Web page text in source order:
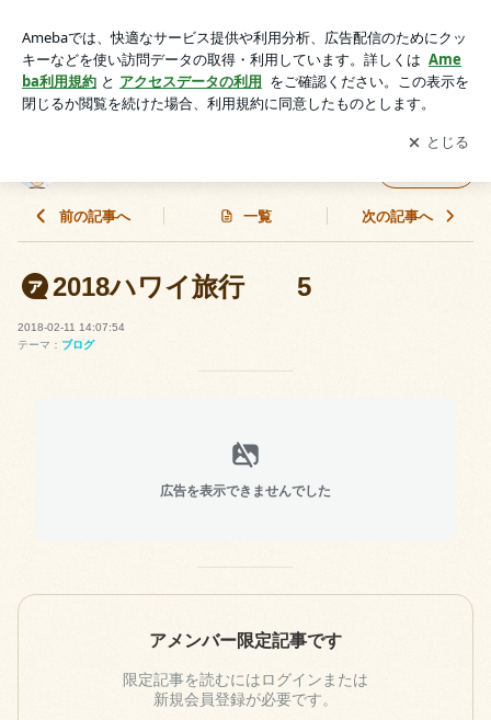
アプリをダウンロードして ブログの更新通知
を受け取りまし
ょう。
開く
前の記事へ 一覧 次の記事へ
2018ハワイ旅行 5
2018-02-11 14:07:54
テーマ： ブログ
広告を表示できませんでした
アメンバー限定記事です
限定記事を読むにはログインまたは
新規会員登録が必要です。